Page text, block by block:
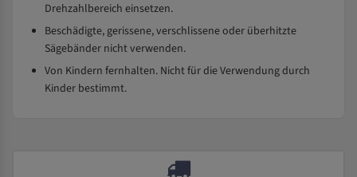
Drehzahlbereich einsetzen.
Beschädigte, gerissene, verschlissene oder überhitzte
Sägebänder nicht verwenden.
Von Kindern fernhalten. Nicht für die Verwendung durch
Kinder bestimmt.